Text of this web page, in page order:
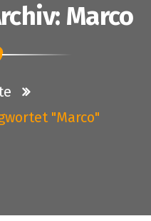
Marco
"marco"